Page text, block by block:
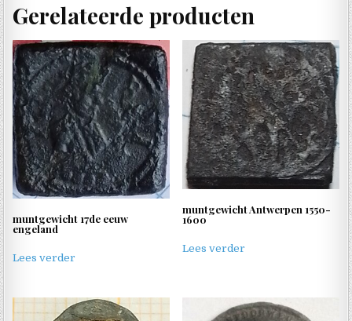
Gerelateerde producten
muntgewicht 17de eeuw
engeland
Lees verder
muntgewicht Antwerpen 1550-
1600
Lees verder